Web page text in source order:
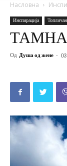
Насловна
Инспирација
Од Душа од жене -